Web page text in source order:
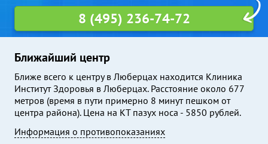
Ближайший центр
Ближе всего к центру в Люберцах находится Клиника
Институт Здоровья в Люберцах. Расстояние около 677
метров (время в пути примерно 8 минут пешком от
центра района). Цена на КТ пазух носа - 5850 рублей.
Информация о противопоказаниях
8 (495) 236-74-72